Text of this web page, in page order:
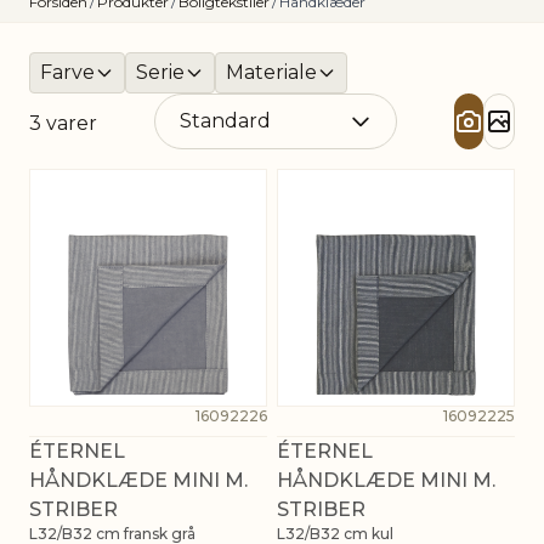
Farve Serie Materiale
3 varer
16092226
ÉTERNEL
HÅNDKLÆDE MINI M.
STRIBER
L32/B32 cm fransk grå
16092225
ÉTERNEL
HÅNDKLÆDE MINI M.
STRIBER
L32/B32 cm kul